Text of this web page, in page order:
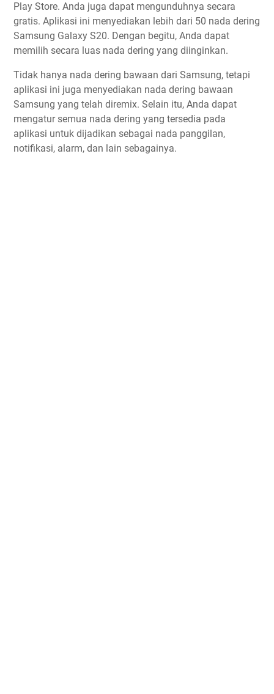
Play Store. Anda juga dapat mengunduhnya secara
gratis. Aplikasi ini menyediakan lebih dari 50 nada dering
Samsung Galaxy S20. Dengan begitu, Anda dapat
memilih secara luas nada dering yang diinginkan.
Tidak hanya nada dering bawaan dari Samsung, tetapi
aplikasi ini juga menyediakan nada dering bawaan
Samsung yang telah diremix. Selain itu, Anda dapat
mengatur semua nada dering yang tersedia pada
aplikasi untuk dijadikan sebagai nada panggilan,
notifikasi, alarm, dan lain sebagainya.